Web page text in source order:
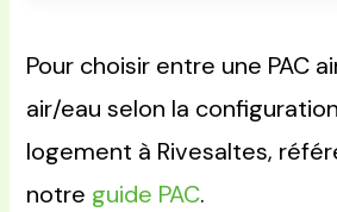
Pour choisir entre une PAC
air/eau selon la
logement à Rivesaltes,
notre guide PAC.